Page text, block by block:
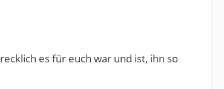
es für euch war und ist, ihn so